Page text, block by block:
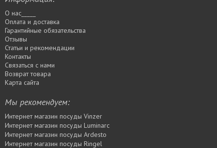
О нас_____
Оплата и доставка
Гарантийные обязательства
Отзывы
Статьи и рекомендации
Контакты
Связаться с нами
Возврат товара
Карта сайта
Мы рекомендуем:
Интернет магазин посуды Vinzer
Интернет магазин посуды Luminarc
Интернет магазин посуды Ardesto
Интернет магазин посуды Rіngel